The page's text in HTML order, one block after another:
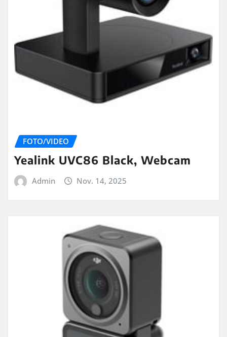
FOTO/VIDEO
Yealink UVC86 Black, Webcam
Admin Nov. 14, 2025